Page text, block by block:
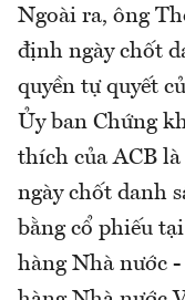
Ngoài ra, ông
định ngày chốt
quyền tự quyết
Ủy ban Chứng
thích của ACB
ngày chốt danh
bằng cổ phiếu
hàng Nhà nước